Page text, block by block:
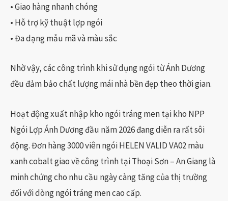
• Giao hàng nhanh chóng
• Hỗ trợ kỹ thuật lợp ngói
• Đa dạng mẫu mã và màu sắc
Nhờ vậy, các công trình khi sử dụng ngói từ Ánh Dương
đều đảm bảo chất lượng mái nhà bền đẹp theo thời gian.
Hoạt động xuất nhập kho ngói tráng men tại kho NPP
Ngói Lợp Ánh Dương đầu năm 2026 đang diễn ra rất sôi
động. Đơn hàng 3000 viên ngói HELEN VALID VA02 màu
xanh cobalt giao về công trình tại Thoại Sơn – An Giang là
minh chứng cho nhu cầu ngày càng tăng của thị trường
đối với dòng ngói tráng men cao cấp.